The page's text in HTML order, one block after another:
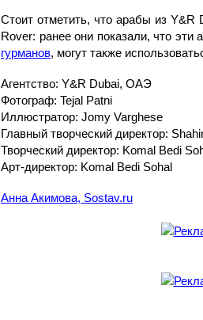
Стоит отметить, что арабы из Y&R
Rover: ранее они показали, что эти
гурманов, могут также
Агентство: Y&R Dubai, ОАЭ
Фотограф: Tejal Patni
Иллюстратор: Jomy Varghese
Главный творческий директор:
Творческий директор: Komal Bedi
Арт-директор: Komal Bedi Sohal
Анна Акимова, Sostav.ru